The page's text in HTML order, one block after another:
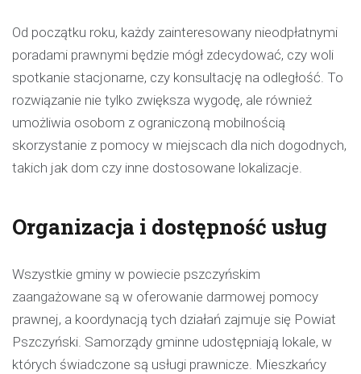
Od początku roku, każdy zainteresowany nieodpłatnymi
poradami prawnymi będzie mógł zdecydować, czy woli
spotkanie stacjonarne, czy konsultację na odległość. To
rozwiązanie nie tylko zwiększa wygodę, ale również
umożliwia osobom z ograniczoną mobilnością
skorzystanie z pomocy w miejscach dla nich dogodnych,
takich jak dom czy inne dostosowane lokalizacje.
Organizacja i dostępność usług
Wszystkie gminy w powiecie pszczyńskim
zaangażowane są w oferowanie darmowej pomocy
prawnej, a koordynacją tych działań zajmuje się Powiat
Pszczyński. Samorządy gminne udostępniają lokale, w
których świadczone są usługi prawnicze. Mieszkańcy